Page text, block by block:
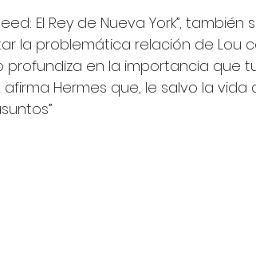
El Rey de Nueva York”,
la problemática relación de Lou
profundiza en la importancia que
afirma Hermes que, le salvo la